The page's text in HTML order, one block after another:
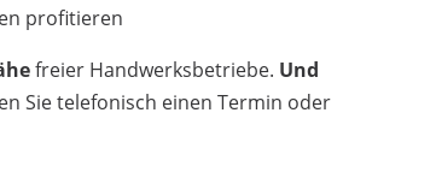
profitieren
freier Handwerksbetriebe. Und
Sie telefonisch einen Termin oder